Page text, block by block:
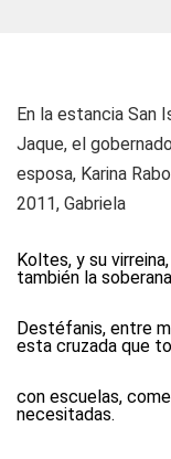
En la estancia San
Jaque, el
esposa, Karina
2011, Gabriela
Koltes, y su
también la
Destéfanis, entre
esta cruzada que
con escuelas,
necesitadas.